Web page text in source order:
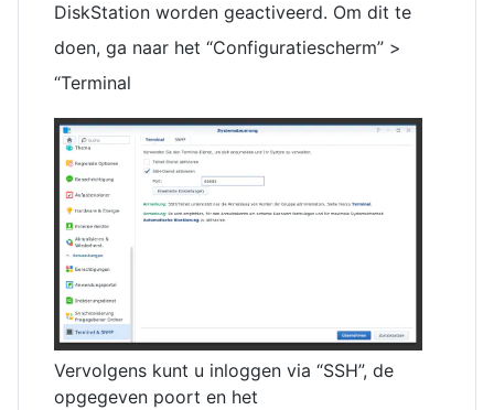
DiskStation worden geactiveerd. Om dit te
doen, ga naar het “Configuratiescherm” >
“Terminal
Vervolgens kunt u inloggen via “SSH”, de
opgegeven poort en het